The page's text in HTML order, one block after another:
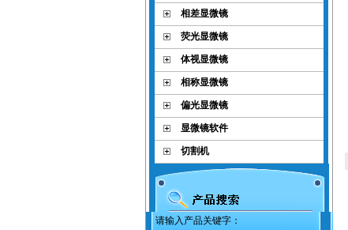
相差显微镜
荧光显微镜
体视显微镜
相称显微镜
偏光显微镜
显微镜软件
切割机
请输入产品关键字：